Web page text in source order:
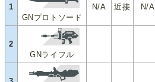
1
GNプロトソード
N/A 近接 N/A
2
GNライフル